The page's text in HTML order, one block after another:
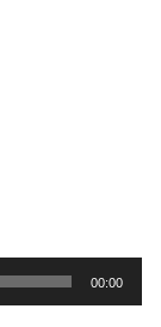
00:00